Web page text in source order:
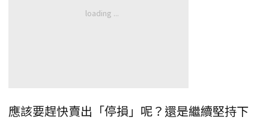
應該要趕快賣出「停損」呢？還是繼續堅持下